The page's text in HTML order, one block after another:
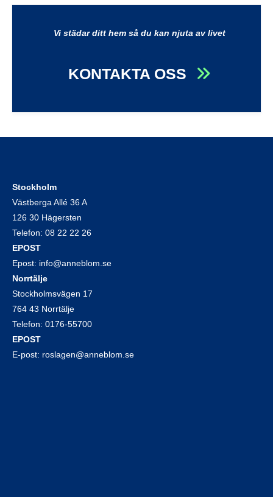
Vi städar ditt hem så du kan njuta av livet
KONTAKTA OSS
Stockholm
Västberga Allé 36 A
126 30 Hägersten
Telefon: 08 22 22 26
EPOST
Epost: info@anneblom.se
Norrtälje
Stockholmsvägen 17
764 43 Norrtälje
Telefon: 0176-55700
EPOST
E-post: roslagen@anneblom.se